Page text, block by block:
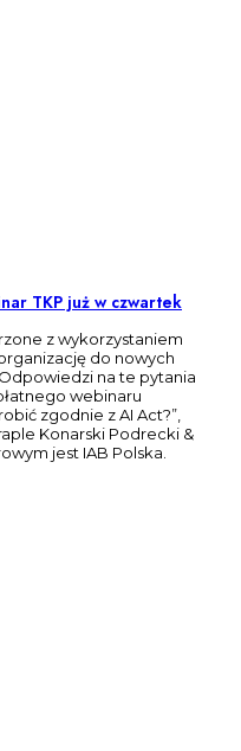
TKP już w czwartek
z wykorzystaniem
do nowych
na te pytania
webinaru
zgodnie z AI Act?”,
Konarski Podrecki &
jest IAB Polska.